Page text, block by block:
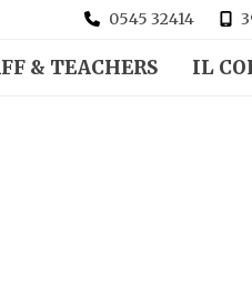
0545 32414
& TEACHERS IL